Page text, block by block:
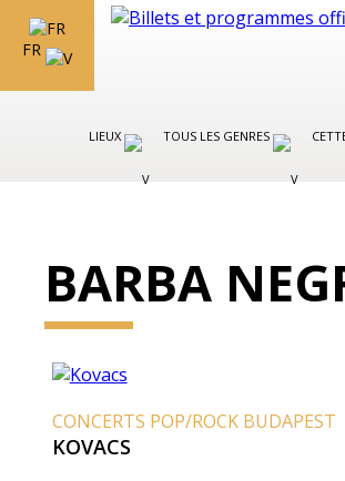
FR
LIEUX TOUS LES GENRES
BARBA
CONCERTS POP/ROCK BUDAPEST
KOVACS